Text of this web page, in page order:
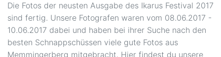
Die Fotos der neusten Ausgabe des Ikarus Festival 2017
sind fertig. Unsere Fotografen waren vom 08.06.2017 -
10.06.2017 dabei und haben bei ihrer Suche nach den
besten Schnappschüssen viele gute Fotos aus
Memmingerberg mitgebracht. Hier findest du unsere